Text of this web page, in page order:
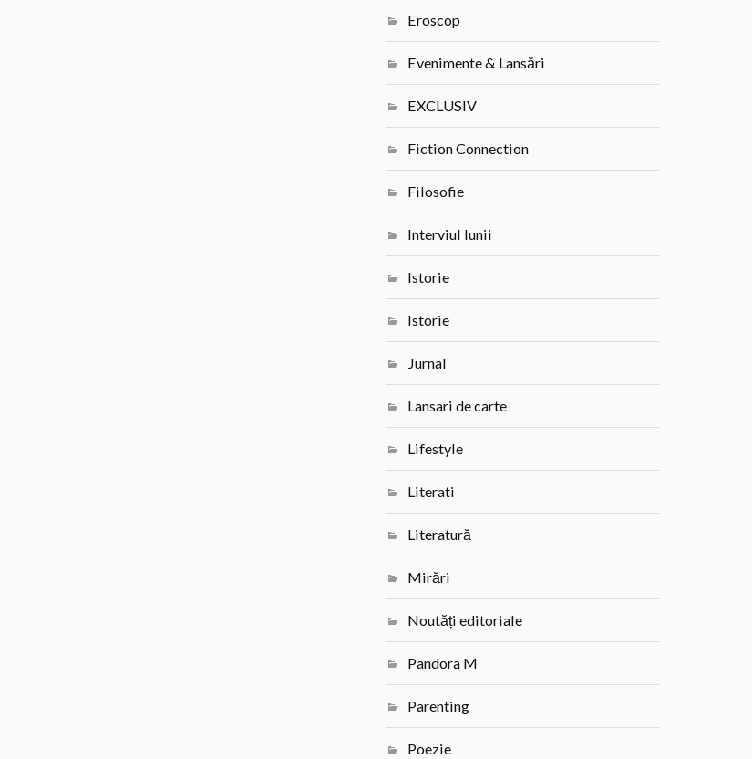
Eroscop
Evenimente & Lansări
EXCLUSIV
Fiction Connection
Filosofie
Interviul lunii
Istorie
Istorie
Jurnal
Lansari de carte
Lifestyle
Literati
Literatură
Mirări
Noutăți editoriale
Pandora M
Parenting
Poezie